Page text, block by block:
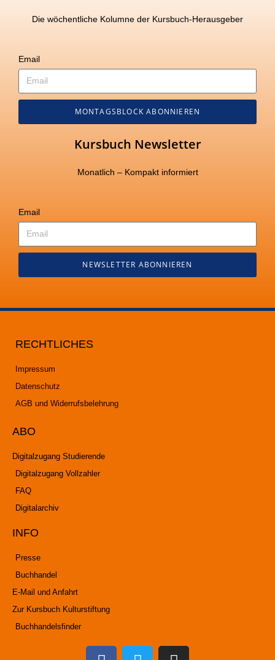
Die wöchentliche Kolumne der Kursbuch-Herausgeber
Email
MONTAGSBLOCK ABONNIEREN
Kursbuch Newsletter
Monatlich – Kompakt informiert
Email
NEWSLETTER ABONNIEREN
RECHTLICHES
Impressum
Datenschutz
AGB und Widerrufsbelehrung
ABO
Digitalzugang Studierende
Digitalzugang Vollzahler
FAQ
Digitalarchiv
INFO
Presse
Buchhandel
E-Mail und Anfahrt
Zur Kursbuch Kulturstiftung
Buchhandelsfinder